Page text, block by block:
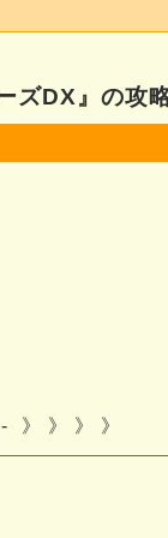
ズDX』の攻
》 》 》